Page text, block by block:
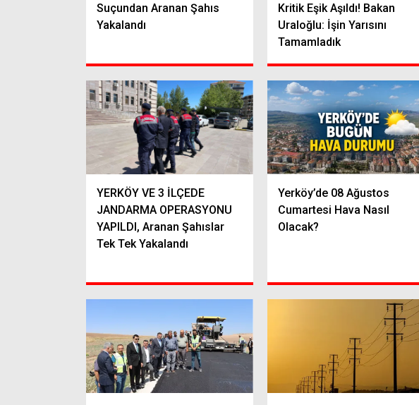
Suçundan Aranan Şahıs
Yakalandı
Kritik Eşik Aşıldı! Bakan
Uraloğlu: İşin Yarısını
Tamamladık
YERKÖY VE 3 İLÇEDE
JANDARMA OPERASYONU
YAPILDI, Aranan Şahıslar
Tek Tek Yakalandı
Yerköy’de 08 Ağustos
Cumartesi Hava Nasıl
Olacak?